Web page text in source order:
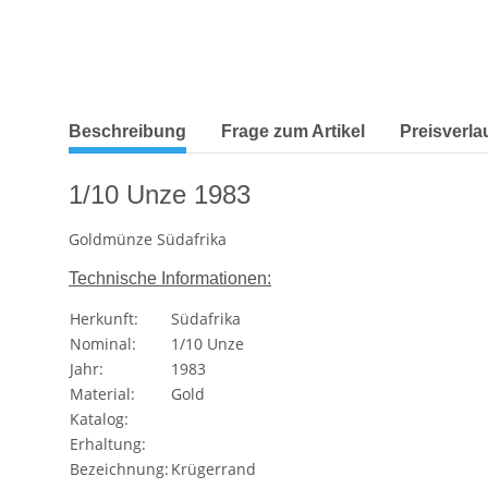
weitere Registerkarten anzeigen
Beschreibung Frage zum Artikel
1/10 Unze 1983
Goldmünze Südafrika
Technische Informationen:
Herkunft:
Südafrika
Nominal:
1/10 Unze
Jahr:
1983
Material:
Gold
Katalog:
Erhaltung:
Bezeichnung: Krügerrand